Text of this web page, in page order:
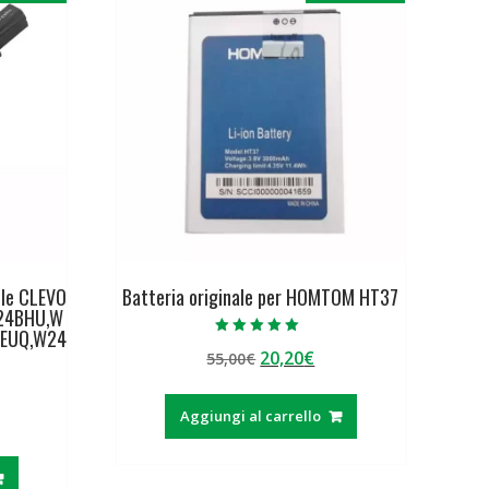
CLEVO Batteria originale per HOMTOM HT37
5.00
su 5
55,00€ Il
originale
era:
20,20€Il
attuale
è:
Aggiungi al carrello